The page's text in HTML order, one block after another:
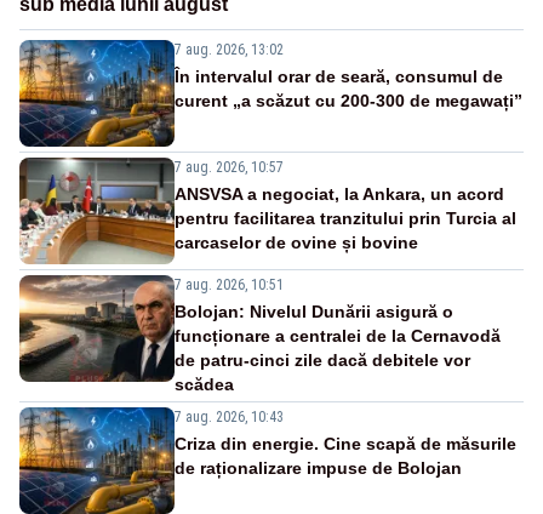
sub media lunii august
7 aug. 2026, 13:02
În intervalul orar de seară, consumul de
curent „a scăzut cu 200-300 de megawați”
7 aug. 2026, 10:57
ANSVSA a negociat, la Ankara, un acord
pentru facilitarea tranzitului prin Turcia al
carcaselor de ovine și bovine
7 aug. 2026, 10:51
Bolojan: Nivelul Dunării asigură o
funcționare a centralei de la Cernavodă
de patru-cinci zile dacă debitele vor
scădea
7 aug. 2026, 10:43
Criza din energie. Cine scapă de măsurile
de raționalizare impuse de Bolojan